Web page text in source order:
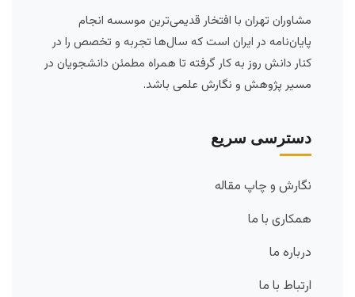
مشاوران تهران با افتخار قدیمی‌ترین موسسه انجام
پایان‌نامه در ایران است که سال‌ها تجربه و تخصص را در
کنار دانش روز به کار گرفته تا همراه مطمئن دانشجویان در
مسیر پژوهش و نگارش علمی باشد.
دسترسی سریع
نگارش و چاپ مقاله
همکاری با ما
درباره ما
ارتباط با ما